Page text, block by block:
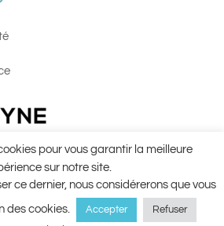
Légales
Utilisation des Cookies
d’Utilisation ©Aginax 2022
pour vous garantir la meilleure
sur notre site.
ce dernier, nous considérerons que vous
des cookies. Accepter Refuser